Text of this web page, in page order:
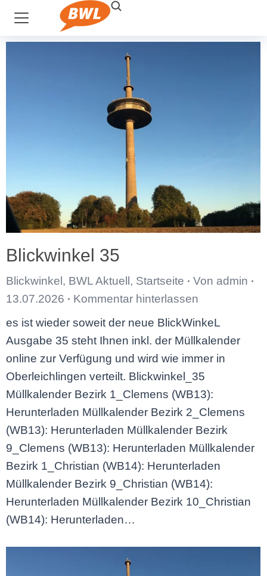
Blickwinkel 35
Blickwinkel , BWL Aktuell , Startseite Von admin
13.07.2026
Kommentar hinterlassen
es ist wieder soweit der neue BlickWinkeL
Ausgabe 35 steht Ihnen inkl. der Müllkalender
online zur Verfügung und wird wie immer in
Oberleichlingen verteilt. Blickwinkel_35
Müllkalender Bezirk 1_Clemens (WB13):
Herunterladen Müllkalender Bezirk 2_Clemens
(WB13): Herunterladen Müllkalender Bezirk
9_Clemens (WB13): Herunterladen Müllkalender
Bezirk 1_Christian (WB14): Herunterladen
Müllkalender Bezirk 9_Christian (WB14):
Herunterladen Müllkalender Bezirk 10_Christian
(WB14): Herunterladen…